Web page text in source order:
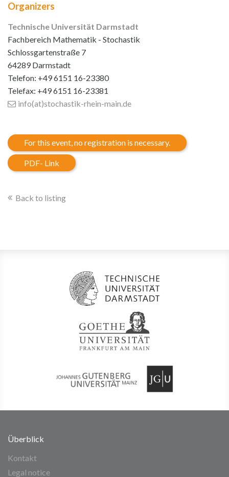
Organizers
Technische Universität Darmstadt
Fachbereich Mathematik - Stochastik
Schlossgartenstraße 7
64289 Darmstadt
Telefon: +49 6151 16-23380
Telefax: +49 6151 16-23381
info(at)stochastik-rhein-main.de
For this event, no registration is necessary.
PDF- Link
Back to listing
Überblick
Kontakt
Legal notice